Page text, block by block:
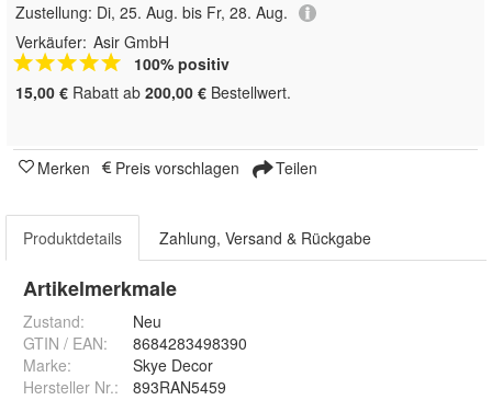
Zustellung: Di, 25. Aug. bis Fr, 28. Aug.
Verkäufer: Asir GmbH
100% positiv
15,00 € Rabatt ab 200,00 € Bestellwert.
Merken Preis vorschlagen Teilen
Produktdetails Zahlung, Versand & Rückgabe
Artikelmerkmale
Zustand:
Neu
GTIN / EAN:
8684283498390
Marke:
Skye Decor
Hersteller Nr.:
893RAN5459